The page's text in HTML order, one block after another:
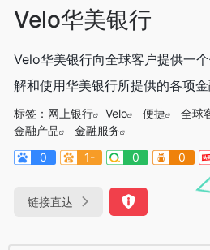
Velo华美银行
Velo华美银行向全球客户提供一
解和使用华美银行所提供的各项金
标签： 网上银行 Velo 便捷 全球
金融产品
金融服务
0
1- 0 0
链接直达